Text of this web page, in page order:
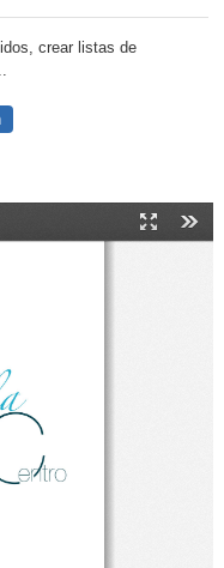
crear listas de